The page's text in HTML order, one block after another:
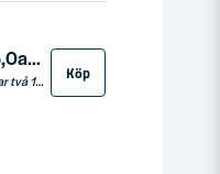
Milwaukee M18 NRG-502 Batteripaket 18V (2x5,0ah + Laddare)
Milwaukee M18 NRG-502 är ett högpresterande batteripaket som inkluderar två 18V 5,0Ah Li-Ion batterier, ett M12 B2 12V batteri samt en snabbladdare. Det är designat för att ge optimal produktivitet, längre driftstid och mer kraft. Köp